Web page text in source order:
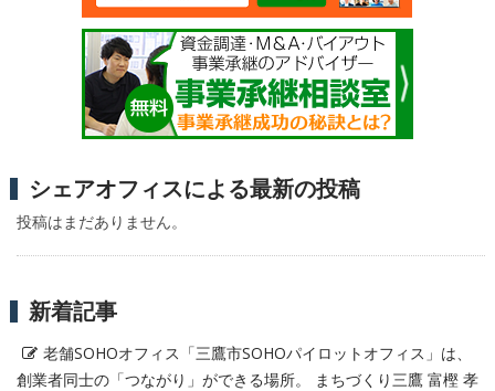
シェアオフィスによる最新の投稿
投稿はまだありません。
新着記事
老舗SOHOオフィス「三鷹市SOHOパイロットオフィス」は、
創業者同士の「つながり」ができる場所。 まちづくり三鷹 富樫 孝